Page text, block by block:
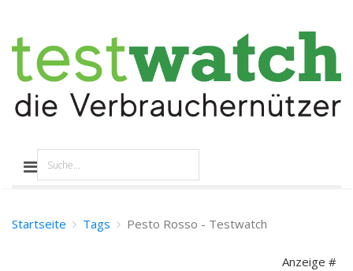
Startseite Tags Pesto Rosso - Testwatch
Anzeige #